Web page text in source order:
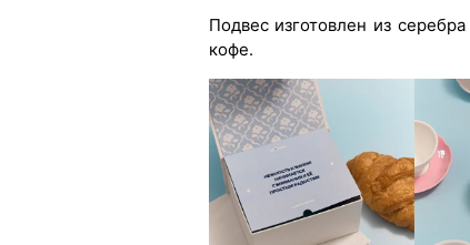
Подвес изготовлен из
кофе.